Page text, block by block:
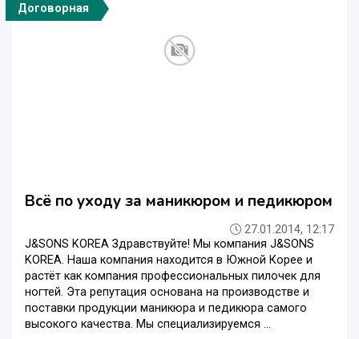
Договорная
Всё по уходу за маникюром и педикюром
27.01.2014, 12:17
J&SONS KOREA Здравствуйте! Мы компания J&SONS
KOREA. Наша компания находится в Южной Корее и
растёт как компания профессиональных пилочек для
ногтей. Эта репутация основана на производстве и
поставки продукции маникюра и педикюра самого
высокого качества. Мы специализируемся ...